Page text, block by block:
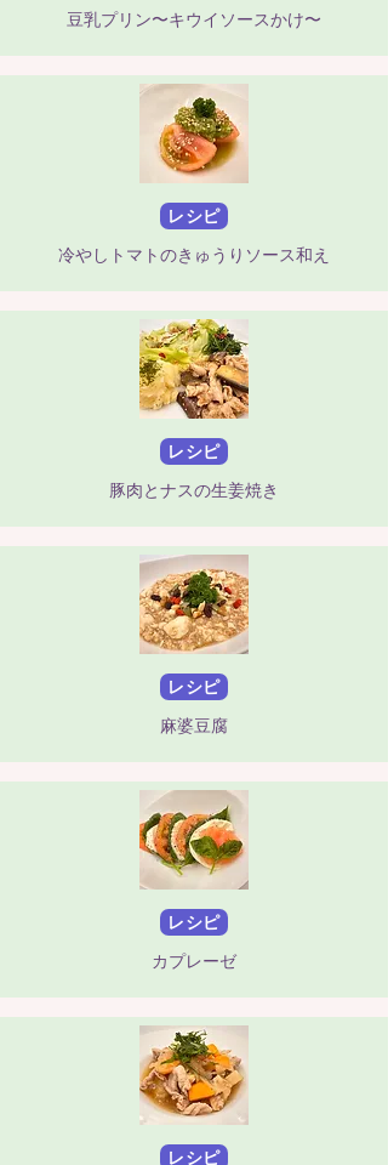
豆乳プリン〜キウイソースかけ〜
レシピ
冷やしトマトのきゅうりソース和え
レシピ
豚肉とナスの生姜焼き
レシピ
麻婆豆腐
レシピ
カプレーゼ
レシピ